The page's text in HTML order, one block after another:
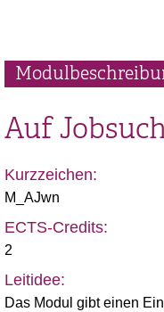
Auf
Kurzzeichen:
M_AJwn
ECTS-Credits:
2
Leitidee:
Das Modul gibt einen